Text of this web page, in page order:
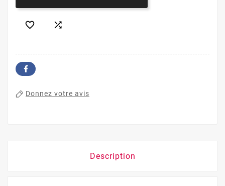
 
Donnez votre avis
Description